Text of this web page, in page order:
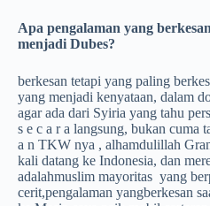
Apa pengalaman yang
menjadi Dubes?
berkesan tetapi yang paling
yang menjadi kenyataan, dalam
agar ada dari Syiria yang tahu
s e c a r a langsung, bukan cuma
a n TKW nya , alhamdulillah
kali datang ke Indonesia, dan
adalahmuslim mayoritas yang
cerit,pengalaman yangberkesan